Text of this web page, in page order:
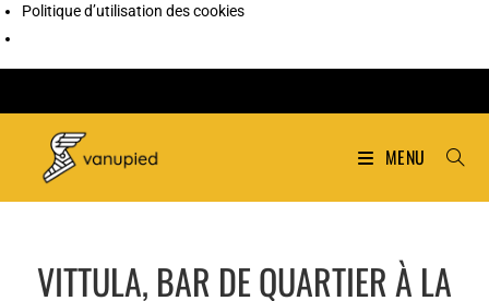
Politique d’utilisation des cookies
MENU
VITTULA, BAR DE QUARTIER À LA